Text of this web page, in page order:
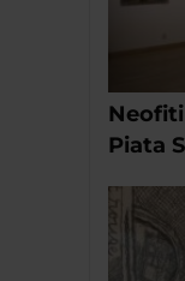
Piata